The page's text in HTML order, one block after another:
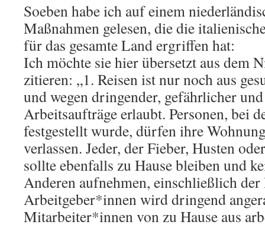
Soeben habe ich auf einem
Maßnahmen gelesen, die die
für das gesamte Land ergriffen hat:
Ich möchte sie hier übersetzt aus dem
zitieren: „1. Reisen ist nur noch aus
und wegen dringender, gefährlicher
Arbeitsaufträge erlaubt. Personen, bei
festgestellt wurde, dürfen ihre
verlassen. Jeder, der Fieber, Husten
sollte ebenfalls zu Hause bleiben und
Anderen aufnehmen, einschließlich
Arbeitgeber*innen wird dringend
Mitarbeiter*innen von zu Hause aus